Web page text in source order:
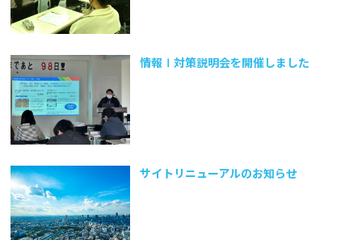
情報Ⅰ対策説明会を開催しました
サイトリニューアルのお知らせ